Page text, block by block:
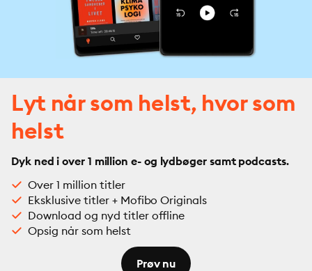
Lyt når som helst, hvor som
helst
Dyk ned i over 1 million e- og lydbøger samt podcasts.
Over 1 million titler
Eksklusive titler + Mofibo Originals
Download og nyd titler offline
Opsig når som helst
Prøv nu